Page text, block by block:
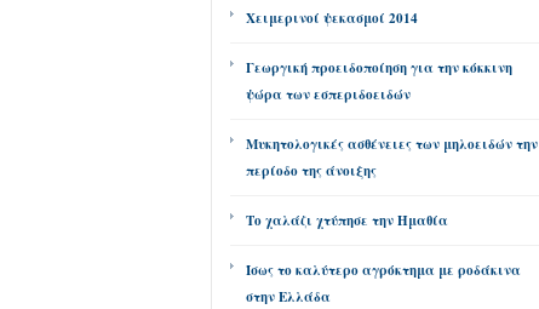
Χειμερινοί ψεκασμοί 2014
Γεωργική προειδοποίηση για την κόκκινη
ψώρα των εσπεριδοειδών
Μυκητολογικές ασθένειες των μηλοειδών την
περίοδο της άνοιξης
Το χαλάζι χτύπησε την Ημαθία
Ίσως το καλύτερο αγρόκτημα με ροδάκινα
στην Ελλάδα